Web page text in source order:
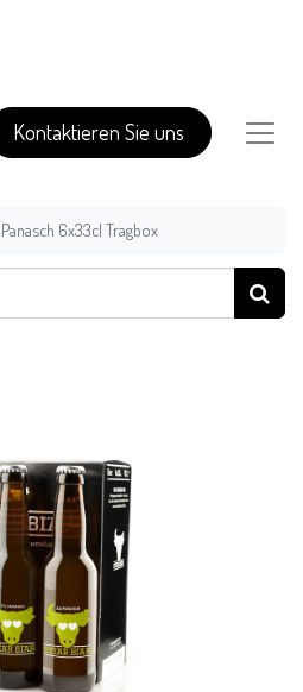
Kontaktieren Sie uns
6x33cl Tragbox